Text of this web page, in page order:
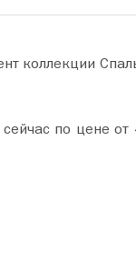
коллекции
Добавьте товар в